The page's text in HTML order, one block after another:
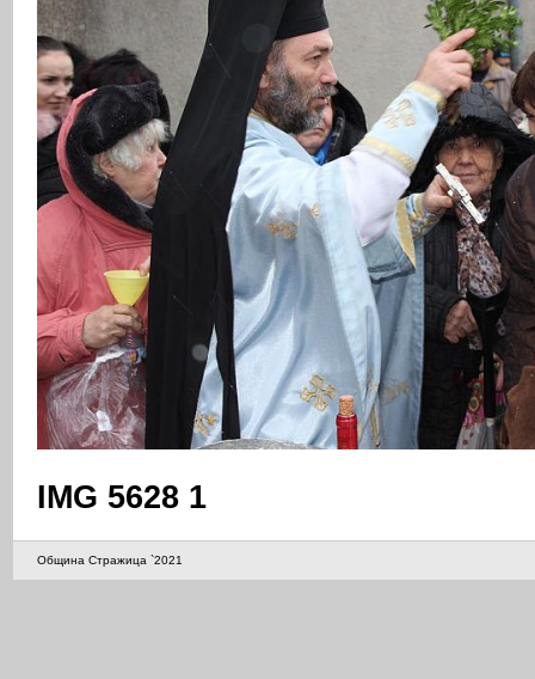
IMG 5628 1
Община Стражица `2021